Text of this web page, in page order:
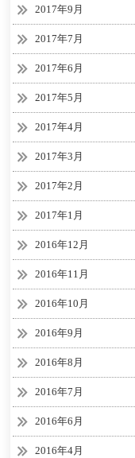
2017年9月
2017年7月
2017年6月
2017年5月
2017年4月
2017年3月
2017年2月
2017年1月
2016年12月
2016年11月
2016年10月
2016年9月
2016年8月
2016年7月
2016年6月
2016年4月